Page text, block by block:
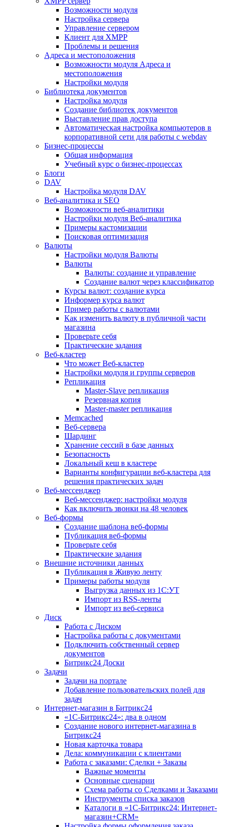
Возможности модуля
Настройка сервера
Управление сервером
Клиент для XMPP
Проблемы и решения
Адреса и местоположения
Возможности модуля Адреса и
местоположения
Настройки модуля
Библиотека документов
Настройка модуля
Создание библиотек документов
Выставление прав доступа
Автоматическая настройка компьютеров в
корпоративной сети для работы с webdav
Бизнес-процессы
Общая информация
Учебный курс о бизнес-процессах
Блоги
DAV
Настройка модуля DAV
Веб-аналитика и SEO
Возможности веб-аналитики
Настройки модуля Веб-аналитика
Примеры кастомизации
Поисковая оптимизация
Валюты
Настройки модуля Валюты
Валюты
Валюты: создание и управление
Создание валют через классификатор
Курсы валют: создание курса
Информер курса валют
Пример работы с валютами
Как изменить валюту в публичной части
магазина
Проверьте себя
Практические задания
Веб-кластер
Что может Веб-кластер
Настройки модуля и группы серверов
Репликация
Master-Slave репликация
Резервная копия
Master-master репликация
Memcached
Веб-сервера
Шардинг
Хранение сессий в базе данных
Безопасность
Локальный кеш в кластере
Варианты конфигурации веб-кластера для
решения практических задач
Веб-мессенджер
Веб-мессенджер: настройки модуля
Как включить звонки на 48 человек
Веб-формы
Создание шаблона веб-формы
Публикация веб-формы
Проверьте себя
Практические задания
Внешние источники данных
Публикация в Живую ленту
Примеры работы модуля
Выгрузка данных из 1С:УТ
Импорт из RSS-ленты
Импорт из веб-сервиса
Диск
Работа с Диском
Настройка работы с документами
Подключить собственный сервер
документов
Битрикс24 Доски
Задачи
Задачи на портале
Добавление пользовательских полей для
задач
Интернет-магазин в Битрикс24
«1С-Битрикс24»: два в одном
Создание нового интернет-магазина в
Битрикс24
Новая карточка товара
Дела: коммуникации с клиентами
Работа с заказами: Сделки + Заказы
Важные моменты
Основные сценарии
Схема работы со Сделками и Заказами
Инструменты списка заказов
Каталоги в «1С-Битрикс24: Интернет-
магазин+CRM»